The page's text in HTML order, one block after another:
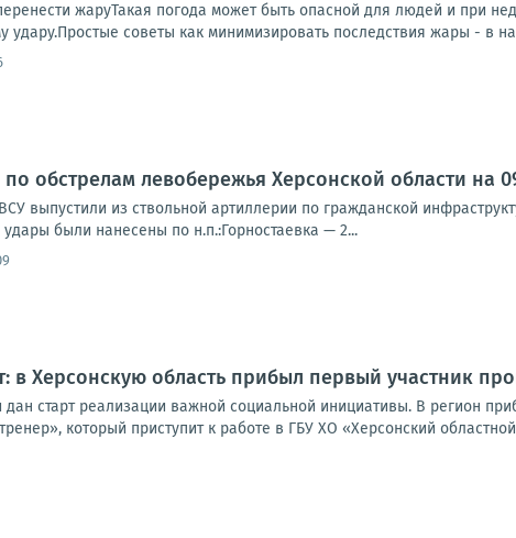
жаруТакая погода может быть опасной для людей и при
удару.Простые советы как минимизировать последствия жары - в
обстрелам левобережья Херсонской области на
выпустили из ствольной артиллерии по гражданской
удары были нанесены по н.п.:Горностаевка — 2...
в Херсонскую область прибыл первый участник
дан старт реализации важной социальной инициативы. В регион
который приступит к работе в ГБУ ХО «Херсонский